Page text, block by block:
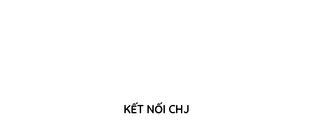
KẾT NỐI CHJ